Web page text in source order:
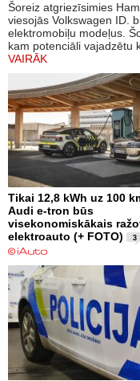
Šoreiz atgriezīsimies
viesojās Volkswagen ID.
elektromobiļu modeļus.
kam potenciāli vajadzētu
VAIRĀK
Tikai 12,8 kWh uz 100
Audi e-tron būs
visekonomiskākais
elektroauto (+ FOTO)
3